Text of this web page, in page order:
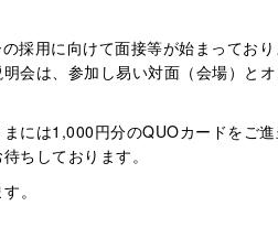
採用に向けて面接等が始まってお
会は、参加し易い対面（会場）と
には1,000円分のQUOカードをご進
ちしております。
。